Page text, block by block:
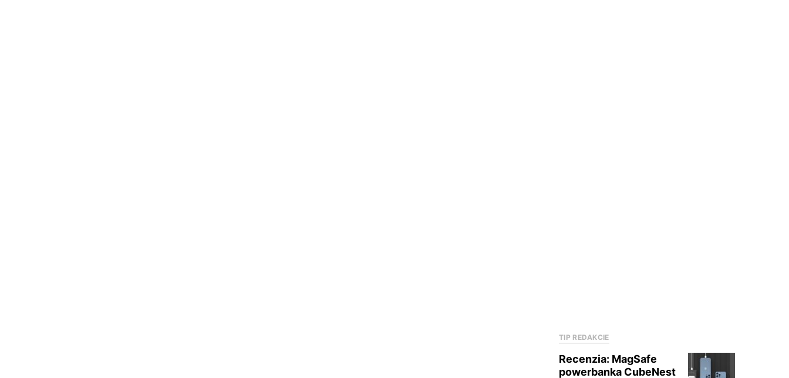
TIP REDAKCIE
Recenzia: MagSafe
powerbanka CubeNest